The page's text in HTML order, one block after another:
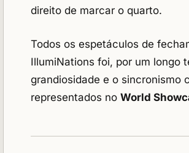
direito de marcar o quarto.
Todos os espetáculos de
IllumiNations foi, por um longo
grandiosidade e o sincronismo
representados no World